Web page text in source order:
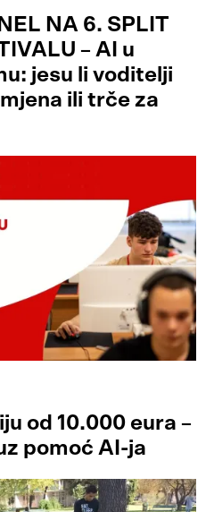
NA 6. SPLIT
– AI u
jesu li voditelji
ili trče za
od 10.000 eura –
pomoć AI-ja